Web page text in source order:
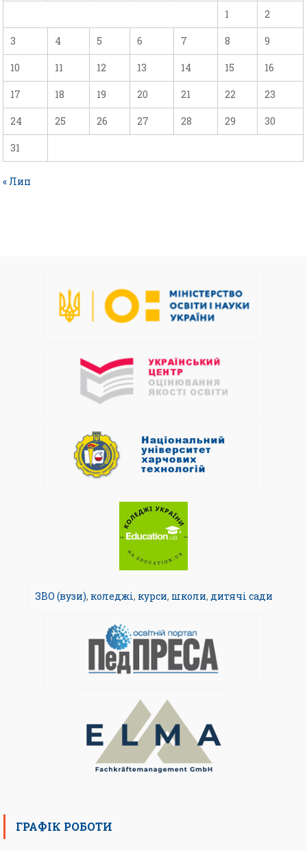
1 2
3 4 5 6 7 8 9
10 11 12 13 14 15 16
17 18 19 20 21 22 23
24 25 26 27 28 29 30
31
« Лип
ЗВО (вузи), коледжі, курси, школи, дитячі сади
ГРАФІК РОБОТИ